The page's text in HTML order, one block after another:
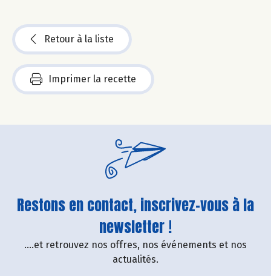
Retour à la liste
Imprimer la recette
Restons en contact, inscrivez-vous à la
newsletter !
....et retrouvez nos offres, nos événements et nos
actualités.